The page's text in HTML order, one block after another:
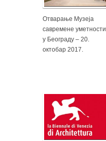
Отварање Музеја
савремене уметности
у Београду – 20.
октобар 2017.